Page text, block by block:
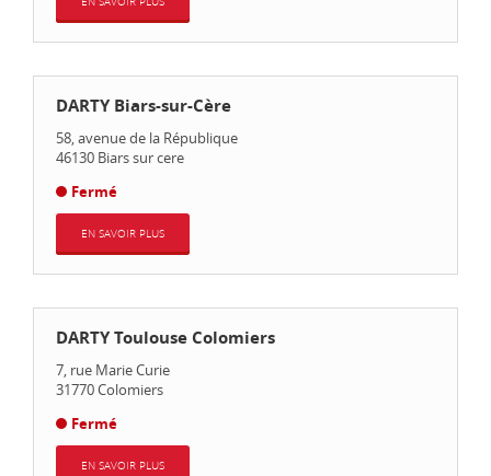
DARTY Biars-sur-Cère
58, avenue de la République
46130 Biars sur cere
Fermé
EN SAVOIR PLUS
DARTY Toulouse Colomiers
7, rue Marie Curie
31770Colomiers
Fermé
EN SAVOIR PLUS